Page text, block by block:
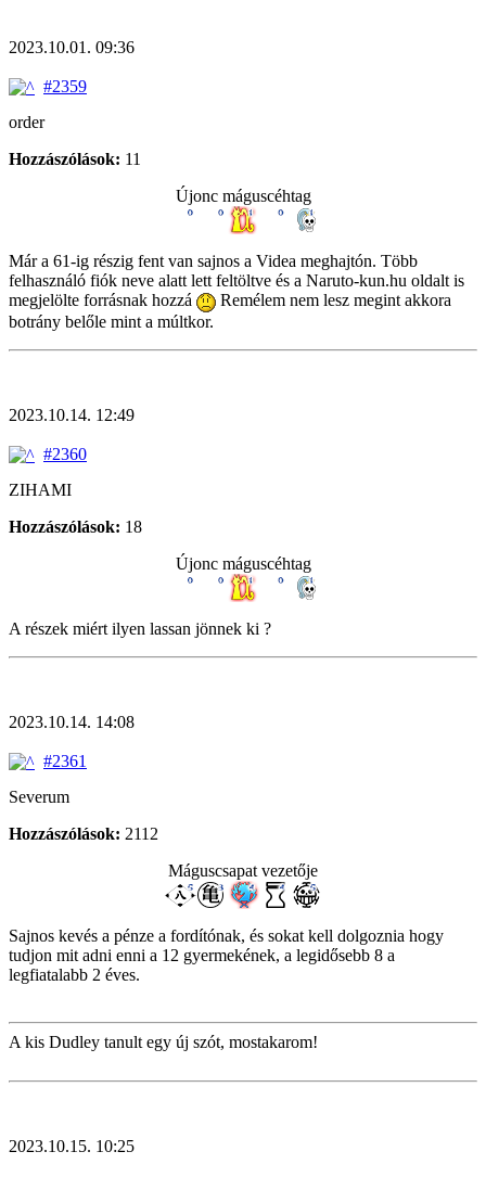
2023.10.01. 09:36
#2359
order
Hozzászólások: 11
Újonc máguscéhtag
Már a 61-ig részig fent van sajnos a Videa meghajtón. Több
felhasználó fiók neve alatt lett feltöltve és a Naruto-kun.hu oldalt is
megjelölte forrásnak hozzá
Remélem nem lesz megint akkora
botrány belőle mint a múltkor.
2023.10.14. 12:49
#2360
ZIHAMI
Hozzászólások: 18
Újonc máguscéhtag
A részek miért ilyen lassan jönnek ki ?
2023.10.14. 14:08
#2361
Severum
Hozzászólások: 2112
Máguscsapat vezetője
Sajnos kevés a pénze a fordítónak, és sokat kell dolgoznia hogy
tudjon mit adni enni a 12 gyermekének, a legidősebb 8 a
legfiatalabb 2 éves.
A kis Dudley tanult egy új szót, mostakarom!
2023.10.15. 10:25